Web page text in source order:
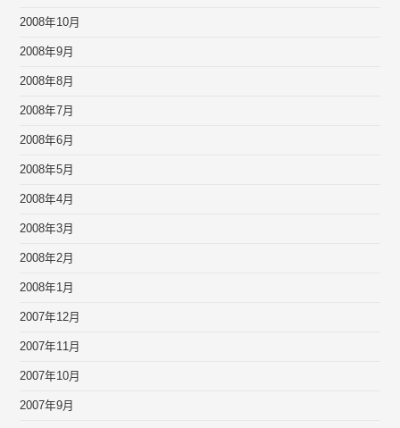
2008年10月
2008年9月
2008年8月
2008年7月
2008年6月
2008年5月
2008年4月
2008年3月
2008年2月
2008年1月
2007年12月
2007年11月
2007年10月
2007年9月